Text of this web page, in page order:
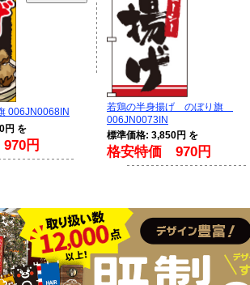
006JN0068IN
円 を
円
若鶏の半身揚げ のぼり旗
006JN0073IN
標準価格: 3,850円 を
格安特価 970円